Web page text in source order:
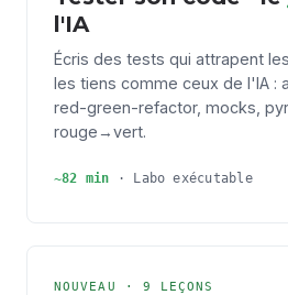
l'IA
Écris des tests qui attrapent
les tiens comme ceux de l'IA :
red-green-refactor, mocks,
rouge→vert.
~82 min · Labo exécutable
NOUVEAU · 9 LEÇONS